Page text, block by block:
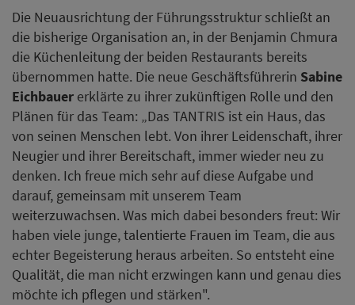
Die Neuausrichtung der Führungsstruktur schließt an
die bisherige Organisation an, in der Benjamin Chmura
die Küchenleitung der beiden Restaurants bereits
übernommen hatte. Die neue Geschäftsführerin Sabine
Eichbauer erklärte zu ihrer zukünftigen Rolle und den
Plänen für das Team: „Das TANTRIS ist ein Haus, das
von seinen Menschen lebt. Von ihrer Leidenschaft, ihrer
Neugier und ihrer Bereitschaft, immer wieder neu zu
denken. Ich freue mich sehr auf diese Aufgabe und
darauf, gemeinsam mit unserem Team
weiterzuwachsen. Was mich dabei besonders freut: Wir
haben viele junge, talentierte Frauen im Team, die aus
echter Begeisterung heraus arbeiten. So entsteht eine
Qualität, die man nicht erzwingen kann und genau dies
möchte ich pflegen und stärken".